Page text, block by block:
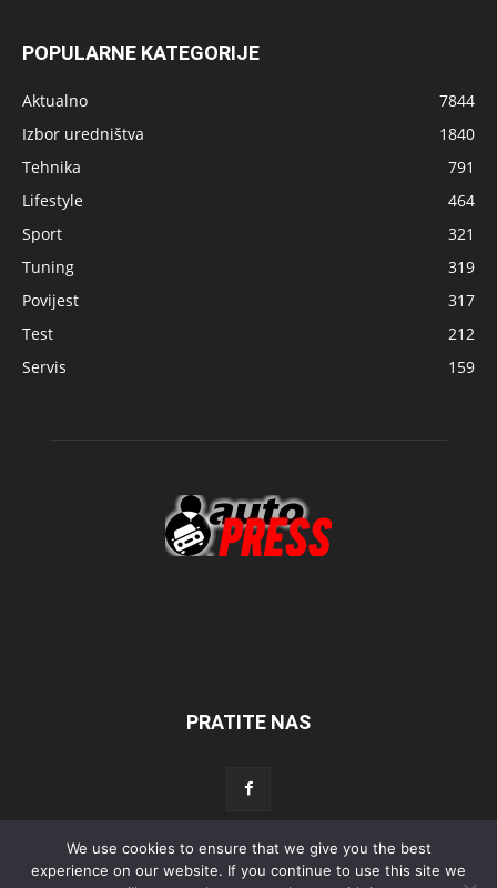
POPULARNE KATEGORIJE
Aktualno
7844
Izbor uredništva
1840
Tehnika
791
Lifestyle
464
Sport
321
Tuning
319
Povijest
317
Test
212
Servis
159
PRATITE NAS
Početna Aktualno Test Tehnika Servis Tuning
Sport
We use cookies to ensure that we give you the best
experience on our website. If you continue to use this site we